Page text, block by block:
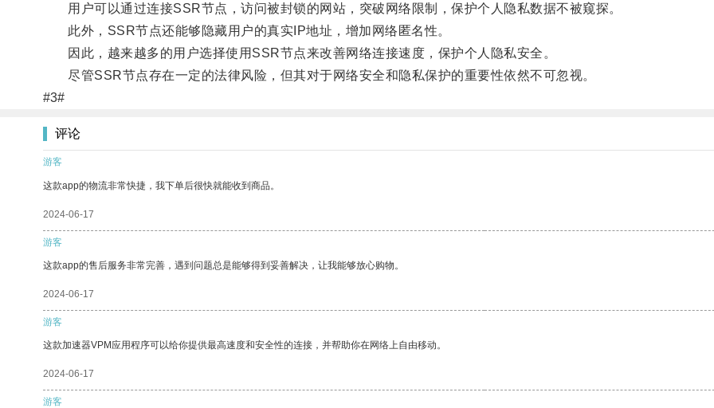
用户可以通过连接SSR节点，访问被封锁的网站，突破网络限制，保护个人隐私数据不被窥探。
此外，SSR节点还能够隐藏用户的真实IP地址，增加网络匿名性。
因此，越来越多的用户选择使用SSR节点来改善网络连接速度，保护个人隐私安全。
尽管SSR节点存在一定的法律风险，但其对于网络安全和隐私保护的重要性依然不可忽视。
#3#
评论
游客
这款app的物流非常快捷，我下单后很快就能收到商品。
2024-06-17
游客
这款app的售后服务非常完善，遇到问题总是能够得到妥善解决，让我能够放心购物。
2024-06-17
游客
这款加速器VPM应用程序可以给你提供最高速度和安全性的连接，并帮助你在网络上自由移动。
2024-06-17
游客